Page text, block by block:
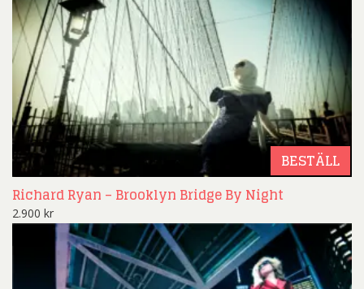
BESTÄLL
Richard Ryan – Brooklyn Bridge By Night
2.900 kr